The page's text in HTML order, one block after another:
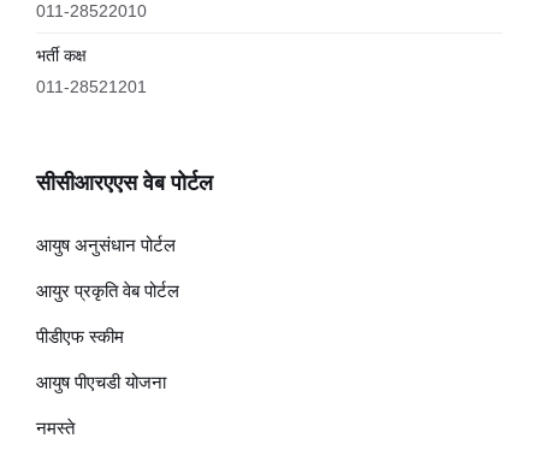
011-28522010
भर्ती कक्ष
011-28521201
सीसीआरएएस वेब पोर्टल
आयुष अनुसंधान पोर्टल
आयुर प्रकृति वेब पोर्टल
पीडीएफ स्कीम
आयुष पीएचडी योजना
नमस्ते